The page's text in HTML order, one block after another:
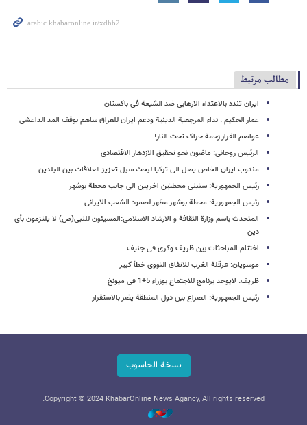
مطالب مرتبط
ایران تندد بالاعتداء الارهابی ضد الشیعة فی باکستان
عمار الحکیم : نداء المرجعیة الدینیة ودعم ایران للعراق ساهم بوقف المد الداعشی
عواصم القرار زحمة حراک تحت النار!
الرئیس روحانی: ماضون نحو تحقیق الازدهار الاقتصادی
مندوب ایران الخاص یصل الی ترکیا لبحث سبل تعزیز العلاقات بین البلدین
رئیس الجمهوریة: سنبنی محطتین اخریین الی جانب محطة بوشهر
رئیس الجمهوریة: محطة بوشهر مظهر لصمود الشعب الایرانی
المتحدث باسم وزارة الثقافة و الارشاد الاسلامی:المسیئون للنبی(ص) لا یلتزمون بأی
دین
اختتام المباحثات بین ظریف وکری فی جنیف
موسویان: عرقلة الغرب للاتفاق النووی خطأ کبیر
ظریف: لایوجد برنامج للاجتماع بوزراء 5+1 فی میونخ
رئیس الجمهوریة: الصراع بین دول المنطقة یضر بالاستقرار
نسخة الحاسوب
Copyright © 2024 KhabarOnline News Agancy, All rights reserved.